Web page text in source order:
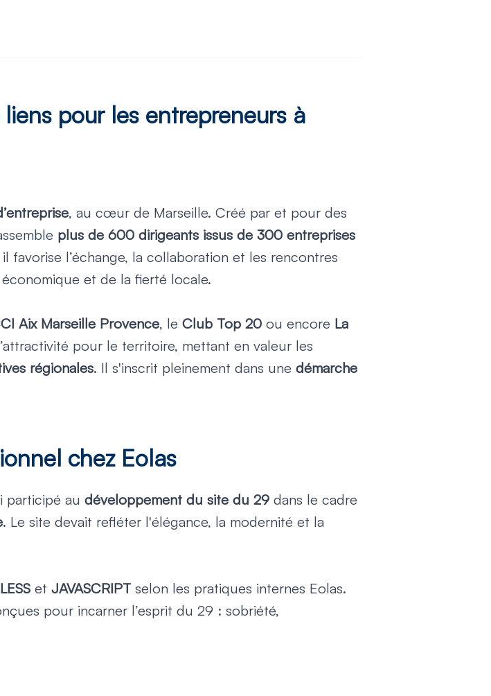
pour les entrepreneurs à
, au cœur de Marseille. Créé par et pour des
plus de 600 dirigeants issus de 300 entreprises
il favorise l’échange, la collaboration et les rencontres
et de la fierté locale.
Aix Marseille Provence, le Club Top 20 ou encore La
pour le territoire, mettant en valeur les
régionales. Il s'inscrit pleinement dans une démarche
chez Eolas
participé au développement du site du 29 dans le cadre
. Le site devait refléter l'élégance, la modernité et la
et JAVASCRIPT selon les pratiques internes Eolas.
pour incarner l’esprit du 29 : sobriété,